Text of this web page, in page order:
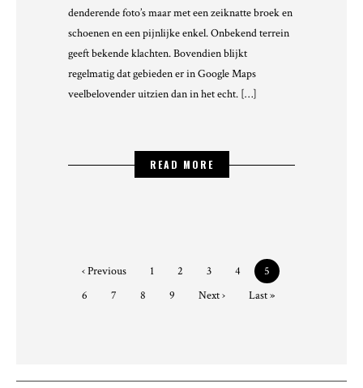
denderende foto’s maar met een zeiknatte broek en
schoenen en een pijnlijke enkel. Onbekend terrein
geeft bekende klachten. Bovendien blijkt
regelmatig dat gebieden er in Google Maps
veelbelovender uitzien dan in het echt. […]
READ MORE
‹ Previous 1 2 3 4
5
6
7 8 9 Next › Last »